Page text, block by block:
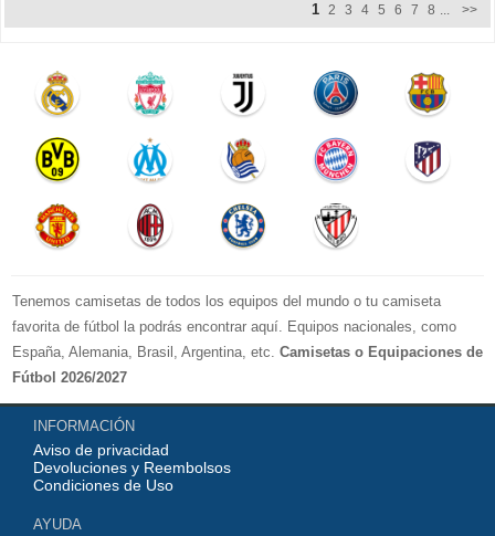
1 2 3 4 5 6 7 8 ... >>
Tenemos camisetas de todos los equipos del mundo o tu camiseta
favorita de fútbol la podrás encontrar aquí. Equipos nacionales, como
España, Alemania, Brasil, Argentina, etc. Camisetas o Equipaciones de
Fútbol 2026/2027
La LIGA 2026-2027 : Real Madrid, Barcelona, Atletico Madrid, Sevilla,
Real Betis, Valencia, Athletic Bilbao, Real Sociedad, Deportivo de La
Coruna, Celta de Vigo, Cadiz, etc.
La Premier League 2026-2027 : Chelsea , Manchester City, Manchester
Serie A 2026-2027 : Juventus, AC Milan, Napoli, Roma, Inter Milan,
INFORMACIÓN
Aviso de privacidad
Devoluciones y Reembolsos
Condiciones de Uso
AYUDA